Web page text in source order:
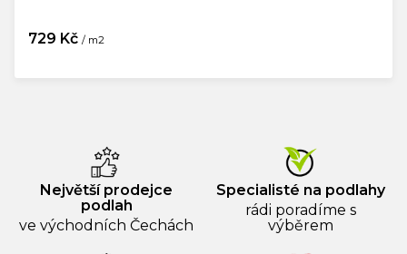
729 Kč / m2
Největší prodejce
podlah
ve východních Čechách
Specialisté na podlahy
rádi poradíme s
výběrem